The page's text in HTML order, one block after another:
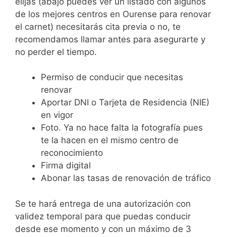
de los mejores centros en Ourense para renovar
el carnet) necesitarás cita previa o no, te
recomendamos llamar antes para asegurarte y
no perder el tiempo.
Permiso de conducir que necesitas
renovar
Aportar DNI o Tarjeta de Residencia (NIE)
en vigor
Foto. Ya no hace falta la fotografía pues
te la hacen en el mismo centro de
reconocimiento
Firma digital
Abonar las tasas de renovación de tráfico
Se te hará entrega de una autorización con
validez temporal para que puedas conducir
desde ese momento y con un máximo de 3